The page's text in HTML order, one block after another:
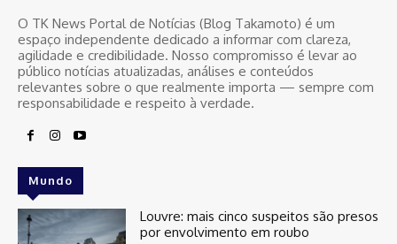
O TK News Portal de Notícias (Blog Takamoto) é um
espaço independente dedicado a informar com clareza,
agilidade e credibilidade. Nosso compromisso é levar ao
público notícias atualizadas, análises e conteúdos
relevantes sobre o que realmente importa — sempre com
responsabilidade e respeito à verdade.
Mundo
Louvre: mais cinco suspeitos são presos
por envolvimento em roubo